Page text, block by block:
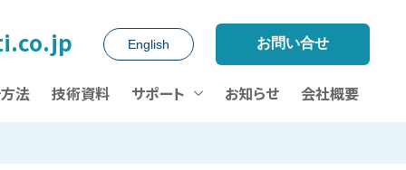
English お問い合せ
法 技術資料 サポート お知らせ 会社概要